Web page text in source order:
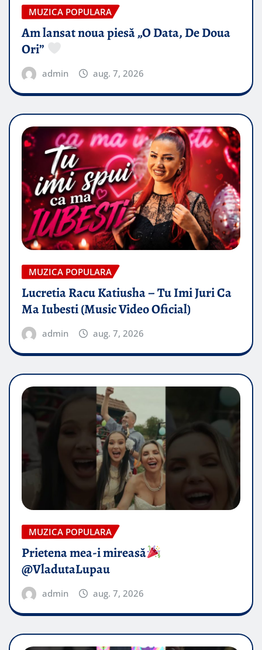
MUZICA POPULARA
Am lansat noua piesă „O Data, De Doua
Ori”
admin aug. 7, 2026
MUZICA POPULARA
Lucretia Racu Katiusha – Tu Imi Juri Ca
Ma Iubesti (Music Video Oficial)
admin aug. 7, 2026
MUZICA POPULARA
Prietena mea-i mireasă​
@VladutaLupau
admin aug. 7, 2026